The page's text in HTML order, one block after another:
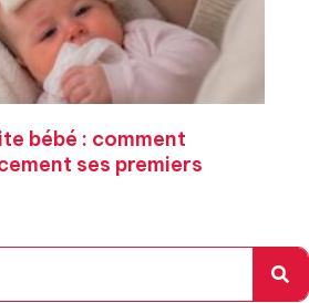
bébé : comment
ses premiers